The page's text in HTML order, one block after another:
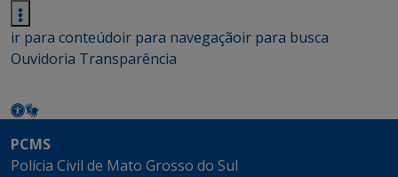
ir para conteúdoir para navegaçãoir para busca
Ouvidoria Transparência
PCMS
Polícia Civil de Mato Grosso do Sul